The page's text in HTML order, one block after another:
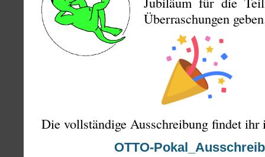
Überraschungen
Die vollständige Ausschreibung findet ihr
OTTO-